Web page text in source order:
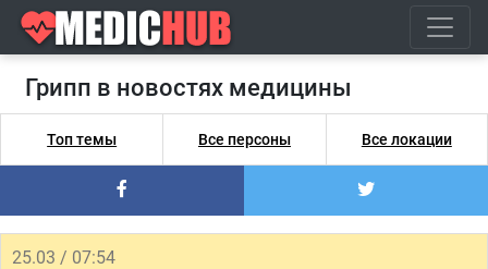
Грипп в новостях медицины
Топ темы Все персоны Все локации
25.03 / 07:54